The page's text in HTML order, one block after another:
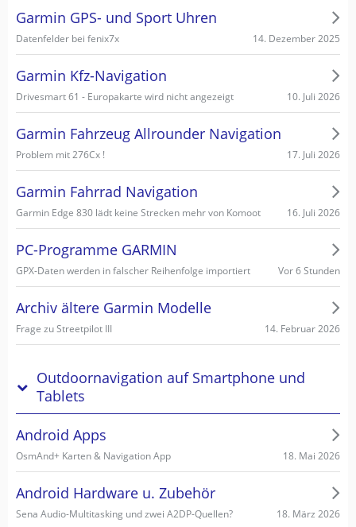
Garmin GPS- und Sport Uhren
Datenfelder bei fenix7x 14. Dezember 2025
Garmin Kfz-Navigation
Drivesmart 61 - Europakarte wird nicht angezeigt 10. Juli 2026
Garmin Fahrzeug Allrounder Navigation
Problem mit 276Cx ! 17. Juli 2026
Garmin Fahrrad Navigation
Garmin Edge 830 lädt keine Strecken mehr von Komoot 16. Juli 2026
PC-Programme GARMIN
GPX-Daten werden in falscher Reihenfolge importiert Vor 6 Stunden
Archiv ältere Garmin Modelle
Frage zu Streetpilot III 14. Februar 2026
Outdoornavigation auf Smartphone und
Tablets
Android Apps
OsmAnd+ Karten & Navigation App 18. Mai 2026
Android Hardware u. Zubehör
Sena Audio-Multitasking und zwei A2DP-Quellen? 18. März 2026